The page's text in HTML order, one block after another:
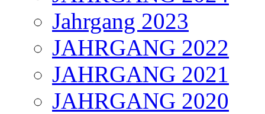
Jahrgang 2023
JAHRGANG 2022
JAHRGANG 2021
JAHRGANG 2020